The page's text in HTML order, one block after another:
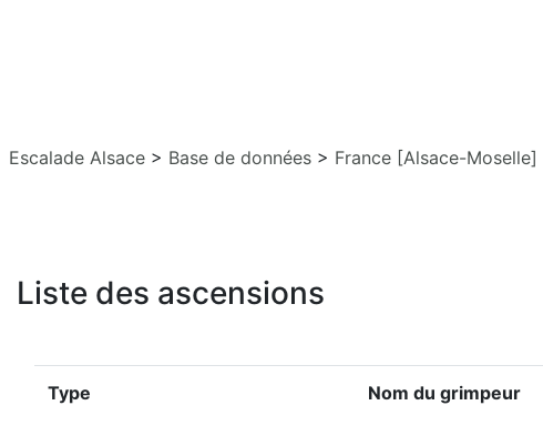
Escalade Alsace > Base de données > France [Alsace-Moselle]
Liste des ascensions
Type Nom du grimpeur